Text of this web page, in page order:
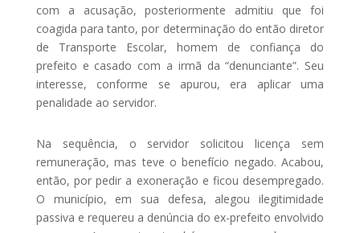
com a acusação, posteriormente admitiu que foi
coagida para tanto, por determinação do então diretor
de Transporte Escolar, homem de confiança do
prefeito e casado com a irmã da “denunciante”. Seu
interesse, conforme se apurou, era aplicar uma
penalidade ao servidor.
Na sequência, o servidor solicitou licença sem
remuneração, mas teve o benefício negado. Acabou,
então, por pedir a exoneração e ficou desempregado.
O município, em sua defesa, alegou ilegitimidade
passiva e requereu a denúncia do ex-prefeito envolvido